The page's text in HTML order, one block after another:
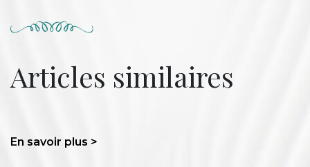
Articles similaires
En savoir plus >